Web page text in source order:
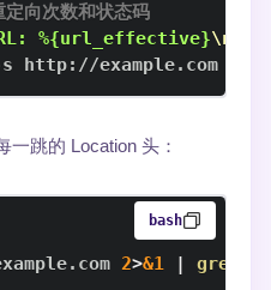
向次数和状态码
%{url_effective}\n
http://example.com
一跳的 Location 头：
bash
2>&1 | grep